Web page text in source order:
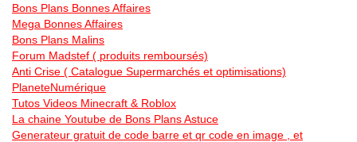
Bons Plans Bonnes Affaires
Mega Bonnes Affaires
Bons Plans Malins
Forum Madstef ( produits remboursés)
Anti Crise ( Catalogue Supermarchés et optimisations)
PlaneteNumérique
Tutos Videos Minecraft & Roblox
La chaine Youtube de Bons Plans Astuce
Generateur gratuit de code barre et qr code en image , et